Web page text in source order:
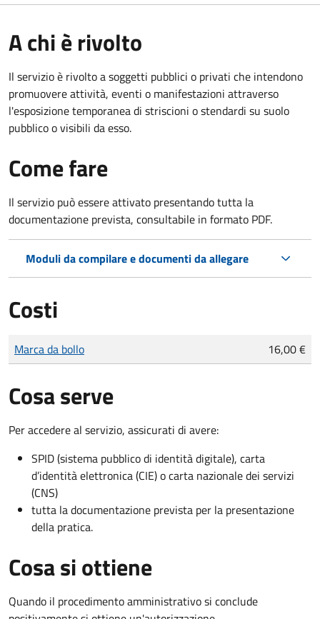
A chi è rivolto
Il servizio è rivolto a soggetti pubblici o privati che intendono
promuovere attività, eventi o manifestazioni attraverso
l'esposizione temporanea di striscioni o stendardi su suolo
pubblico o visibili da esso.
Come fare
Il servizio può essere attivato presentando tutta la
documentazione prevista, consultabile in formato PDF.
Moduli da compilare e documenti da allegare
Costi
Tipo di pagamento
Importo
Marca da bollo 16,00 €
Cosa serve
Per accedere al servizio, assicurati di avere:
SPID (sistema pubblico di identità digitale), carta
d’identità elettronica (CIE) o carta nazionale dei servizi
(CNS)
tutta la documentazione prevista per la presentazione
della pratica.
Cosa si ottiene
Quando il procedimento amministrativo si conclude